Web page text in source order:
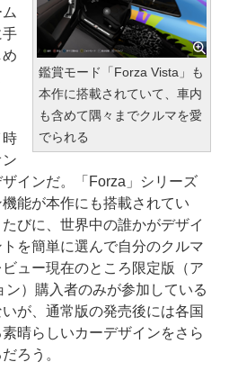
鑑賞モード「Forza Vista」も
本作に搭載されていて、車内
も含めて隅々までクルマを愛
でられる
手
インだ。「Forza」シリーズ
能が本作にも搭載されてい
びに、世界中の誰かがデザイ
を簡単に選んで自分のクルマ
ュー現在のところ限定版（ア
ン）購入者のみが参加している
が、通常版の発売後には各国
晴らしいカーデザインをさら
ろう。